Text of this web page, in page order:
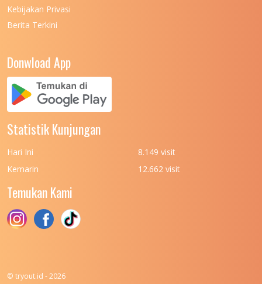
UNIVERSITAS NEGERI MEDAN
UNIVERSITAS NEGERI PADANG
UNIVERSITAS NUSA CENDANA
UNIVERSITAS PADJADJARAN
UNIVERSITAS PATTIMURA
(UPN) VETERAN JAKARTA
UNIVERSITAS PEMBANGUNAN NASIONAL
(UPN) VETERAN JAWA TIMUR
UNIVERSITAS PEMBANGUNAN NASIONAL
Kebijakan Privasi
Berita Terkini
Donwload App
Statistik Kunjungan
Hari Ini
8.149 visit
Kemarin
12.662 visit
Temukan Kami
© tryout.id - 2026